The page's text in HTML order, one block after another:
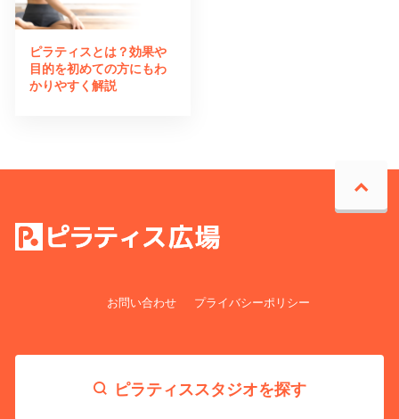
ピラティスとは？効果や
目的を初めての方にもわ
かりやすく解説
お問い合わせ プライバシーポリシー
ピラティススタジオを探す